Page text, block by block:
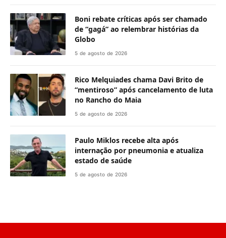
Boni rebate críticas após ser chamado
de “gagá” ao relembrar histórias da
Globo
5 de agosto de 2026
Rico Melquiades chama Davi Brito de
“mentiroso” após cancelamento de luta
no Rancho do Maia
5 de agosto de 2026
Paulo Miklos recebe alta após
internação por pneumonia e atualiza
estado de saúde
5 de agosto de 2026